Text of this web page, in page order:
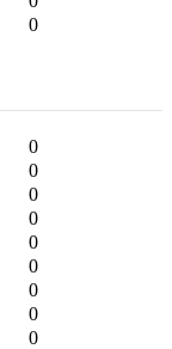
0
0
0
0
0
0
0
0
0
0